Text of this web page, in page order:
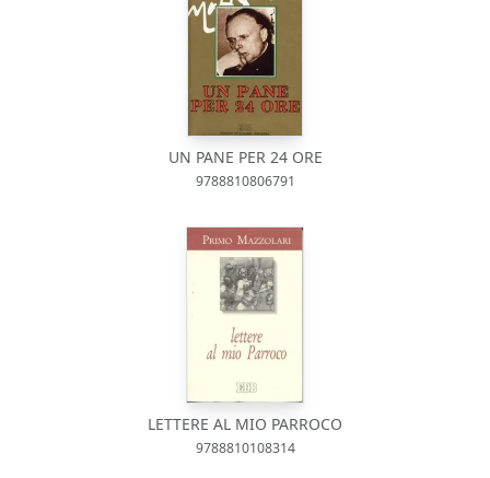
UN PANE PER 24 ORE
9788810806791
LETTERE AL MIO PARROCO
9788810108314